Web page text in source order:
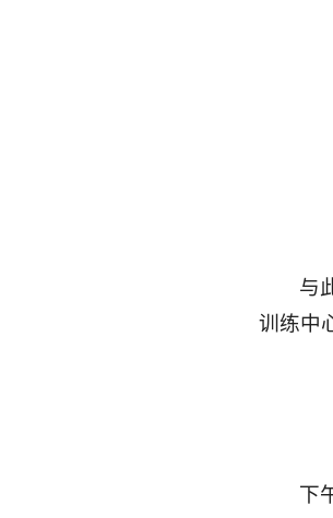
与
训练中
下